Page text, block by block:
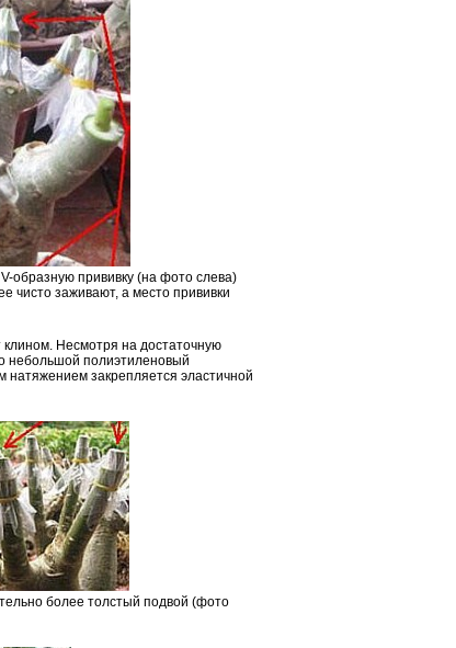
образную прививку (на фото слева)
чисто заживают, а место прививки
Несмотря на достаточную
небольшой полиэтиленовый
натяжением закрепляется эластичной
более толстый подвой (фото